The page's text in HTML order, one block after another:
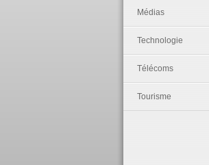
Médias
Technologie
Télécoms
Tourisme